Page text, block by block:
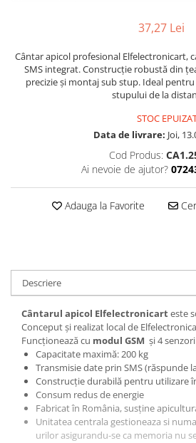
37,27 Lei
Cântar apicol profesional Elfelectronicart,
SMS integrat. Construcție robustă din
precizie și montaj sub stup. Ideal
stupului de la
STOC
Data de livrare: Joi,
Cod Produs:
Ai nevoie de ajutor?
Adauga la Favorite
Descriere
Cântarul apicol Elfelectronicarteste
Conceput și realizat local de
Funcționează cu modul GSM și 4
Capacitate maximă: 200 kg
Transmisie date prin SMS (răspunde
Construcție durabilă pentru utilizare
Consum redus de energie
Fabricat în România, susține
Unitatea centrala gestioneaza si
urilor asigurandu-se ca memoria nu